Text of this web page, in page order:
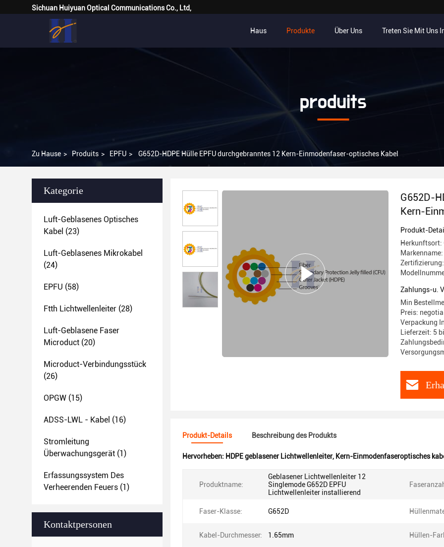
Sichuan Huiyuan Optical Communications Co., Ltd,
Haus Produkte Über Uns Treten Sie Mit Uns
produits
Zu Hause > Produits > EPFU > G652D-HDPE Hülle EPFU durchgebranntes 12 Kern-Einmodenfaser-optisches Kabel
Kategorie
Luft-Geblasenes Optisches
Kabel (23)
Luft-Geblasenes Mikrokabel
(24)
EPFU (58)
Ftth Lichtwellenleiter (28)
Luft-Geblasene Faser
Microduct (20)
Microduct-Verbindungsstück
(26)
OPGW (15)
ADSS-LWL - Kabel (16)
Stromleitung
Überwachungsgerät (1)
Erfassungssystem Des
Verheerenden Feuers (1)
Kontaktpersonen
G652D-
Kern-
Produkt-
Herkunftsort:
Markenname:
Zahlungs-u.
Min
Preis:
Verpackung
Lieferzeit: 5
Produkt-Details Beschreibung des Produkts
Hervorheben: HDPE geblasener Lichtwellenleiter, Kern-Einmodenfaseroptisches
Produktname:
Geblasener Lichtwellenleiter 12
Singlemode G652D EPFU
Lichtwellenleiter installierend
Faser-Klasse: G652D
Kabel-Durchmesser: 1.65mm Hüllen-